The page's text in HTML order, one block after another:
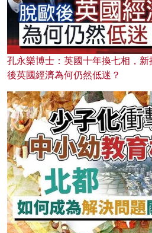
孔永樂博士：英國十年換七相，
後英國經濟為何仍然低迷？